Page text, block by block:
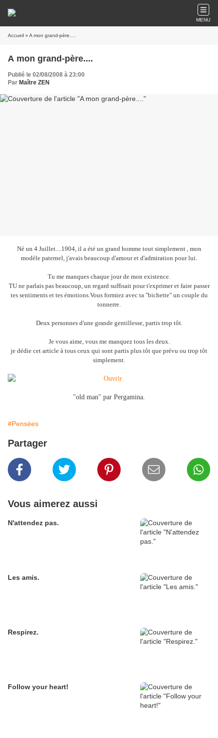
MENU
Accueil » A mon grand-père....
A mon grand-père....
Publié le 02/08/2008 à 23:00
Par Maître ZEN
Né un 4 Juillet....1904, il a été un grand homme tout simplement , mon
modèle paternel, j'avais beaucoup d'amour et d'admiration pour lui.
Tu me manques chaque jour de mon existence.
TU ne parlais pas beaucoup, un regard suffisait pour t'exprimer et faire passer
tes sentiments et tes émotions.Vous formiez avec ta "bichette" un couple du
tonnerre.
Deux personnes d'une grande gentillesse, partis trop tôt.
Je vous aime, vous me manquez tous les deux.
je dédie cet article à tous ceux qui sont partis plus tôt que prévu ou trop tôt
simplement.
"old man" par Pergamina.
#Pensées
Partager
Vous aimerez aussi
N'attendez pas.
Les amis.
Respirez.
Follow your heart!